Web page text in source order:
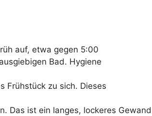
auf, etwa gegen 5:00
Bad. Hygiene
Frühstück zu sich. Dieses
Das ist ein langes, lockeres